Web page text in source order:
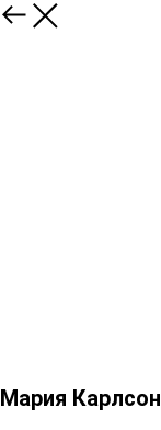
Мария Карлсон